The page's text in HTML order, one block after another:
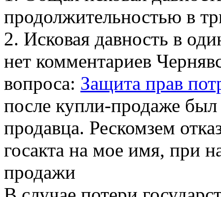
продолжительностью в
2. Исковая давность в
нет комментариев
вопроса: Защита прав
после купли-продаже был
продавца. Рескомзем
госакта на мое имя, при
продажи